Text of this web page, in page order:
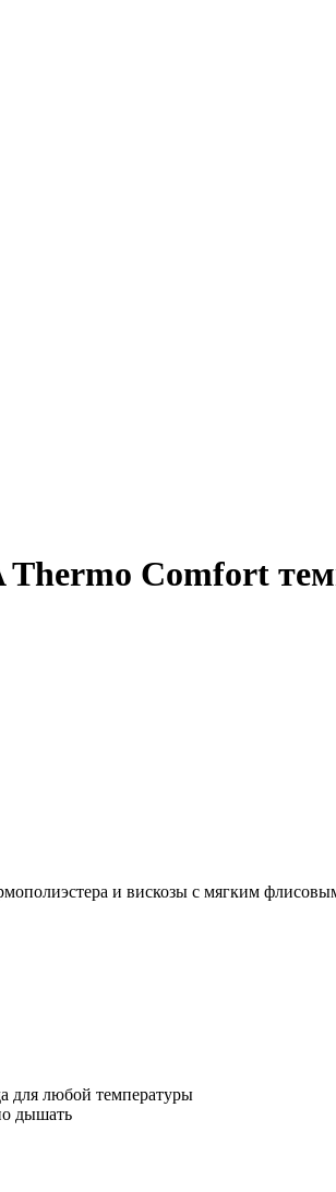
Comfort
и вискозы с мягким
для любой температуры
дышать